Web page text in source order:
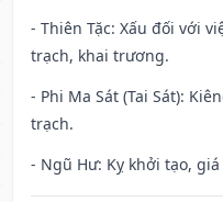
- Thiên Tặc: Xấu đối với
trạch, khai trương.
- Phi Ma Sát (Tai Sát):
trạch.
- Ngũ Hư: Kỵ khởi tạo,